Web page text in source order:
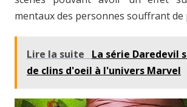
mentaux des personnes souffrant de
Lire la suite
La série Daredevil
de clins d'oeil à l'univers Marvel